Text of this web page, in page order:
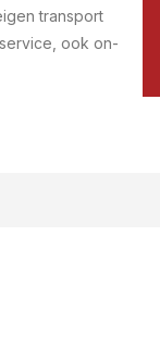
transport
ook on-